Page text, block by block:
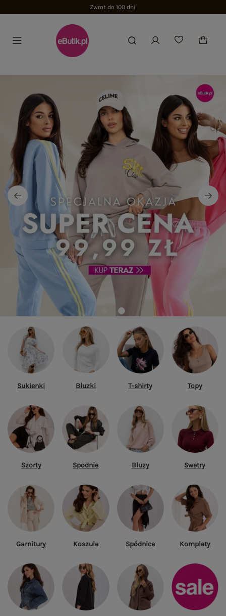
Zwrot do 100 dni
Sukienki Bluzki T-shirty Topy
Szorty Spodnie Bluzy Swetry
Garnitury Koszule Spódnice Komplety